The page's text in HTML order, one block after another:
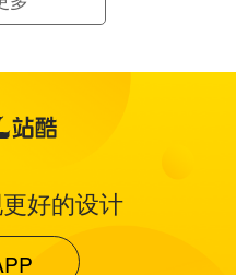
好的设计